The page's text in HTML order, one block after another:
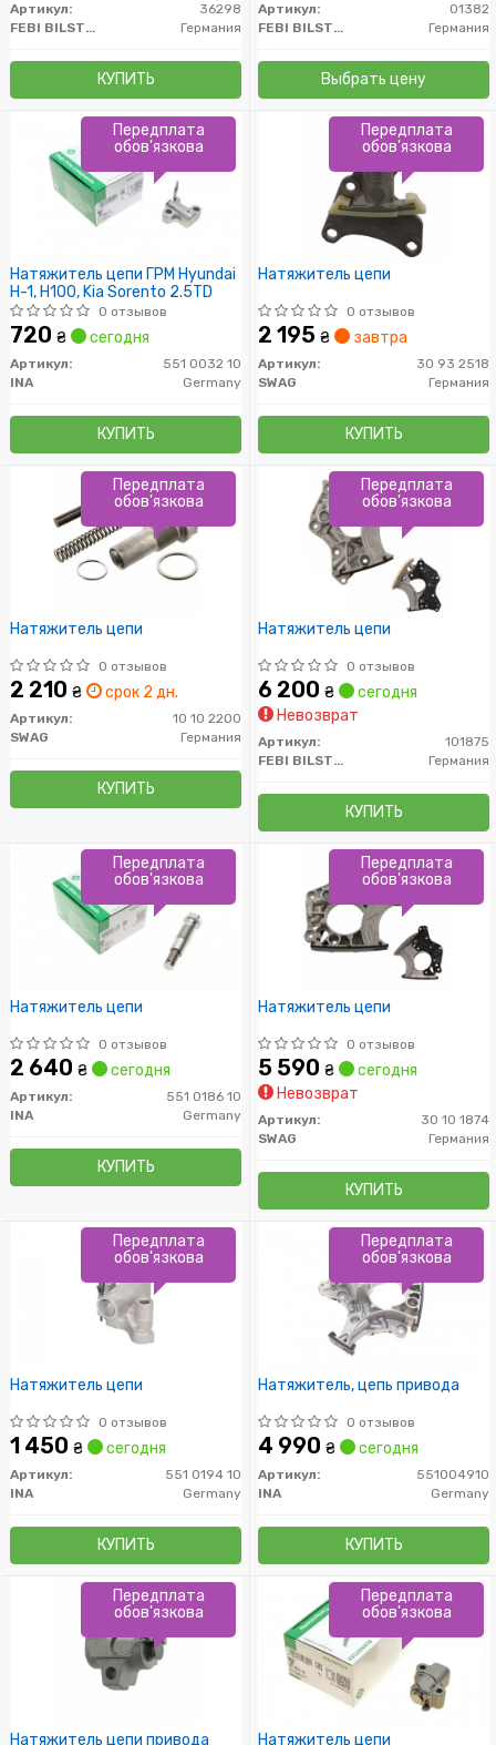
Артикул:
36298
FEBI BILSTEIN
Германия
КУПИТЬ
Артикул:
01382
FEBI BILSTEIN
Германия
Выбрать цену
Натяжитель цепи ГРМ Hyundai
H-1, H100, Kia Sorento 2.5TD
0 отзывов
720 ₴ сегодня
Артикул:
551 0032 10
INA
Germany
КУПИТЬ
Передплата
обов'язкова
Натяжитель цепи
0 отзывов
2 195 ₴ завтра
Артикул:
30 93 2518
SWAG
Германия
КУПИТЬ
Передплата
обов'язкова
Натяжитель цепи
0 отзывов
2 210 ₴ срок 2 дн.
Артикул:
10 10 2200
SWAG
Германия
КУПИТЬ
Передплата
обов'язкова
Натяжитель цепи
0 отзывов
6 200 ₴
сегодня
Невозврат
Артикул:
101875
FEBI BILSTEIN
Германия
КУПИТЬ
Передплата
обов'язкова
Натяжитель цепи
0 отзывов
2 640 ₴ сегодня
Артикул:
551 0186 10
INA
Germany
КУПИТЬ
Передплата
обов'язкова
Натяжитель цепи
0 отзывов
5 590 ₴
сегодня
Невозврат
Артикул:
30 10 1874
SWAG
Германия
КУПИТЬ
Передплата
обов'язкова
Натяжитель цепи
0 отзывов
1 450 ₴ сегодня
Артикул:
551 0194 10
INA
Germany
КУПИТЬ
Передплата
обов'язкова
Натяжитель, цепь привода
0 отзывов
4 990 ₴ сегодня
Артикул:
551004910
INA
Germany
КУПИТЬ
Передплата
обов'язкова
Натяжитель цепи привода
Передплата
обов'язкова
Натяжитель цепи
Передплата
обов'язкова